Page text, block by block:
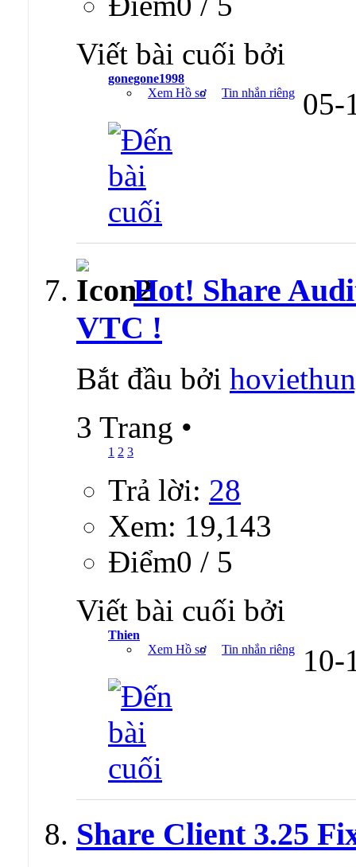
Viết bài cuối bởi
gonegone1998
Xem Hồ sơ
Tin nhắn riêng 05-
Hot! Share
VTC !
Bắt đầu bởi
3 Trang •
1 2 3
Trả lời: 28
Xem: 19,143
Ðiểm0 / 5
Viết bài cuối bởi
Thien
Xem Hồ sơ
Tin nhắn riêng 10-
Share Client 3.25